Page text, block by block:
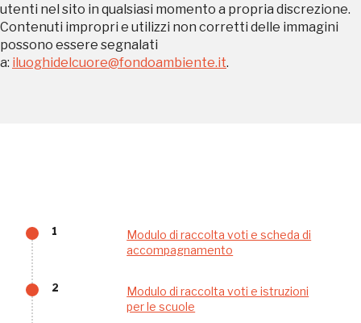
utenti nel sito in qualsiasi momento a propria discrezione.
Contenuti impropri e utilizzi non corretti delle immagini
possono essere segnalati
a: iluoghidelcuore@fondoambiente.it.
1
Modulo di raccolta voti e scheda di
accompagnamento
2
Modulo di raccolta voti e istruzioni
per le scuole
ISCRIVITI AL FAI
Scopri tutte le opportunità riservate agli iscritti
nei Beni FAI tutto l'anno
Gratis Milano